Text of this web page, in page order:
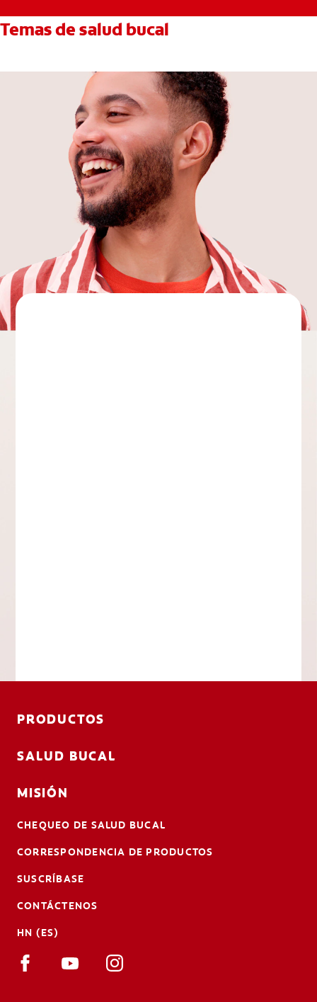
Temas de salud bucal
PRODUCTOS
SALUD BUCAL
MISIÓN
CHEQUEO DE SALUD BUCAL
CORRESPONDENCIA DE PRODUCTOS
SUSCRÍBASE
CONTÁCTENOS
HN (ES)